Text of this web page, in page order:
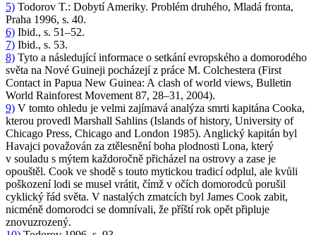
5) Todorov T.: Dobytí Ameriky. Problém druhého, Mladá fronta,
Praha 1996, s. 40.
6) Ibid., s. 51–52.
7) Ibid., s. 53.
8) Tyto a následující informace o setkání evropského a domorodého
světa na Nové Guineji pocházejí z práce M. Colchestera (First
Contact in Papua New Guinea: A clash of world views, Bulletin
World Rainforest Movement 87, 28–31, 2004).
9) V tomto ohledu je velmi zajímavá analýza smrti kapitána Cooka,
kterou provedl Marshall Sahlins (Islands of history, University of
Chicago Press, Chicago and London 1985). Anglický kapitán byl
Havajci považován za ztělesnění boha plodnosti Lona, který
v souladu s mýtem každoročně přicházel na ostrovy a zase je
opouštěl. Cook ve shodě s touto mytickou tradicí odplul, ale kvůli
poškození lodi se musel vrátit, čímž v očích domorodců porušil
cyklický řád světa. V nastalých zmatcích byl James Cook zabit,
nicméně domorodci se domnívali, že příští rok opět připluje
znovuzrozený.